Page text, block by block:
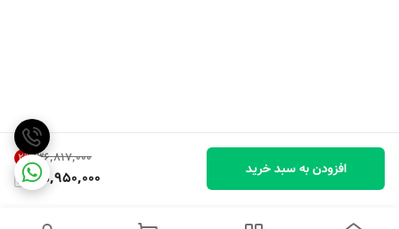
۳۶٬۸۱۷٬۰۰۰ 2%
35,950,000 افزودن به سبد خرید